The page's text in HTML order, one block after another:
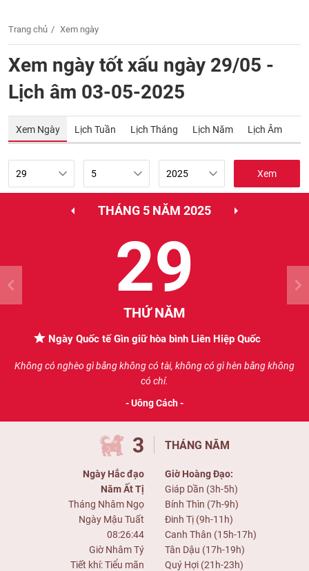
Trang chủ Xem ngày
Xem ngày tốt xấu ngày 29/05 -
Lịch âm 03-05-2025
Xem Ngày Lịch Tuần Lịch Tháng Lịch Năm Lịch Âm
Xem
THÁNG 5 NĂM 2025
29
THỨ NĂM
Ngày Quốc tế Gìn giữ hòa bình Liên Hiệp Quốc
Không có nghèo gì bằng không có tài, không có gì hèn bằng không
có chí.
- Uông Cách -
3
Ngày Hắc đạo
Năm Ất Tị
Tháng Nhâm Ngọ
Ngày Mậu Tuất
08:26:44
Giờ Nhâm Tý
Tiết khí: Tiểu mãn
THÁNG NĂM
Giờ Hoàng Đạo:
Giáp Dần (3h-5h)
Bính Thìn (7h-9h)
Đinh Tị (9h-11h)
Canh Thân (15h-17h)
Tân Dậu (17h-19h)
Quý Hợi (21h-23h)